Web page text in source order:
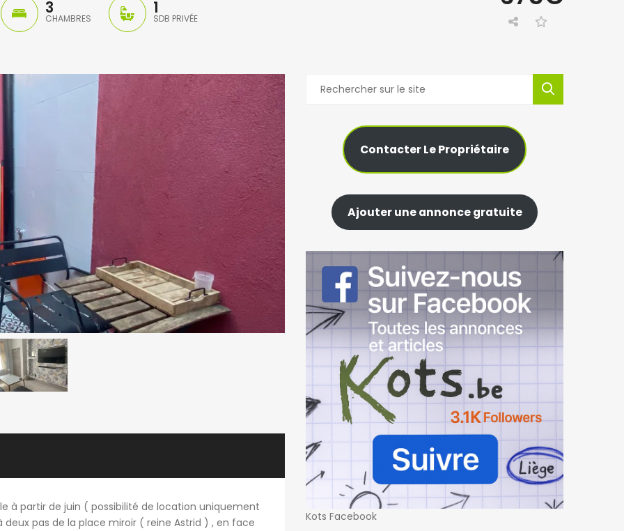
3
CHAMBRES
1
SDB PRIVÉE
à partir de juin ( possibilité de location uniquement
pas de la place miroir ( reine Astrid ) , en face
Contacter Le Propriétaire
Ajouter une annonce gratuite
Kots Facebook